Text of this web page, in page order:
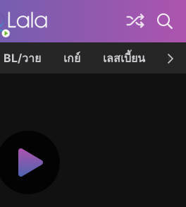
BL/วาย เกย์ เลสเบี้ยน เค